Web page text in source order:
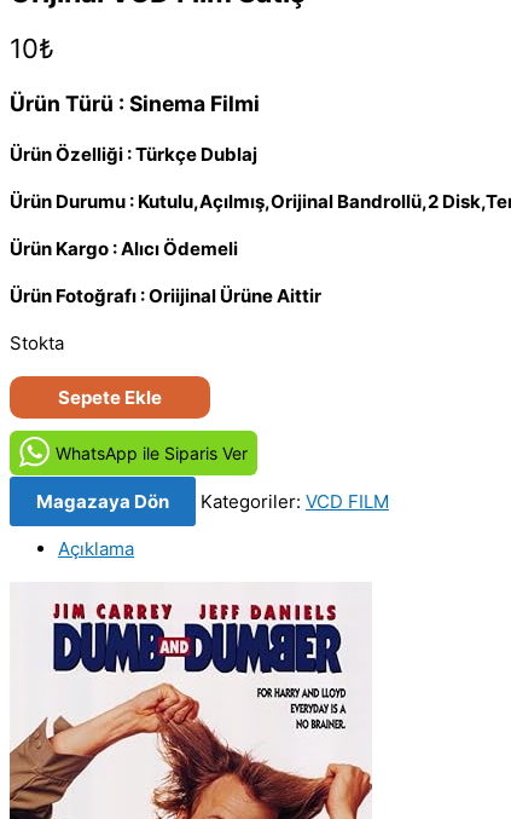
10₺
Ürün Türü : Sinema Filmi
Ürün Özelliği : Türkçe Dublaj
Ürün Durumu : Kutulu,Açılmış,Orijinal Bandrollü,2
Ürün Kargo : Alıcı Ödemeli
Ürün Fotoğrafı : Oriijinal Ürüne Aittir
Stokta
Salak
ile
Avanak
-
Dumb
and
Dumber
Orijinal
adet
Sepete Ekle
WhatsApp ile Siparis Ver
Magazaya Dön Kategoriler: VCD FILM
Açıklama